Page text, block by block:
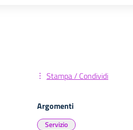
Stampa / Condividi
Argomenti
Servizio